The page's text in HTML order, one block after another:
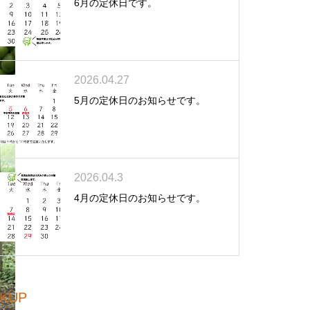
6月の定休日です。
2026.04.27
5月の定休日のお知らせです。
2026.04.3
4月の定休日のお知らせです。